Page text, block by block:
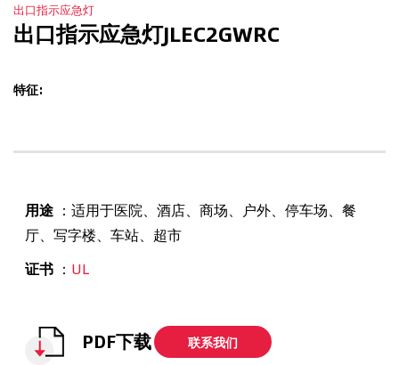
出口指示应急灯
出口指示应急灯JLEC2GWRC
特征:
用途 ：适用于医院、酒店、商场、户外、停车场、餐
厅、写字楼、车站、超市
证书： UL
PDF下载 联系我们